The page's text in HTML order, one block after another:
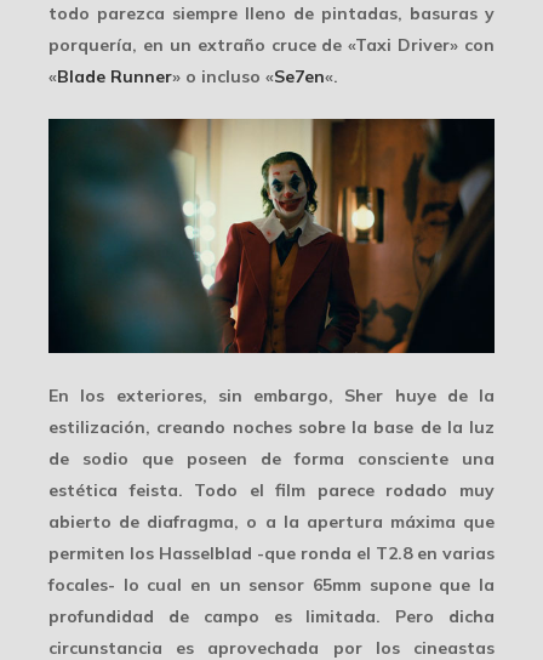
todo parezca siempre lleno de pintadas, basuras y
porquería, en un extraño cruce de «Taxi Driver» con
«Blade Runner» o incluso «Se7en«.
En los exteriores, sin embargo, Sher huye de la
estilización, creando noches sobre la base de la luz
de sodio que poseen de forma consciente una
estética feista. Todo el film parece rodado muy
abierto de diafragma, o a la apertura máxima que
permiten los Hasselblad -que ronda el T2.8 en varias
focales- lo cual en un sensor 65mm supone que la
profundidad de campo es limitada. Pero dicha
circunstancia es aprovechada por los cineastas